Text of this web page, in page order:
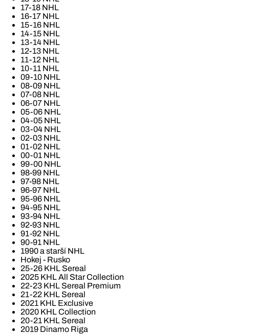
17-18 NHL
16-17 NHL
15-16 NHL
14-15 NHL
13-14 NHL
12-13 NHL
11-12 NHL
10-11 NHL
09-10 NHL
08-09 NHL
07-08 NHL
06-07 NHL
05-06 NHL
04-05 NHL
03-04 NHL
02-03 NHL
01-02 NHL
00-01 NHL
99-00 NHL
98-99 NHL
97-98 NHL
96-97 NHL
95-96 NHL
94-95 NHL
93-94 NHL
92-93 NHL
91-92 NHL
90-91 NHL
1990 a starší NHL
Hokej - Rusko
25-26 KHL Sereal
2025 KHL All Star Collection
22-23 KHL Sereal Premium
21-22 KHL Sereal
2021 KHL Exclusive
2020 KHL Collection
20-21 KHL Sereal
2019 Dinamo Riga